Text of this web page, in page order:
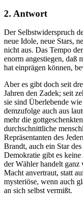
2. Antwort
Der Selbstwiderspruch
neue Idole, neue Stars,
nicht aus. Das Tempo
enorm angestiegen, daß
hat einprägen können,
Aber es gibt doch seit
Jahren den Zadek; seit
sie sind Überlebende
demzufolge auch aus
mehr die
durchschnittliche
Repräsentanten des
Brandt, auch ein Star
Demokratie gibt es
der Wähler handelt
Macht anvertraut, statt
mysteriöse, wenn auch
an sich selbst vermißt.